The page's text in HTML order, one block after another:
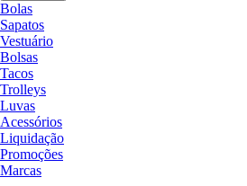
Bolas
Sapatos
Vestuário
Bolsas
Tacos
Trolleys
Luvas
Acessórios
Liquidação
Promoções
Marcas